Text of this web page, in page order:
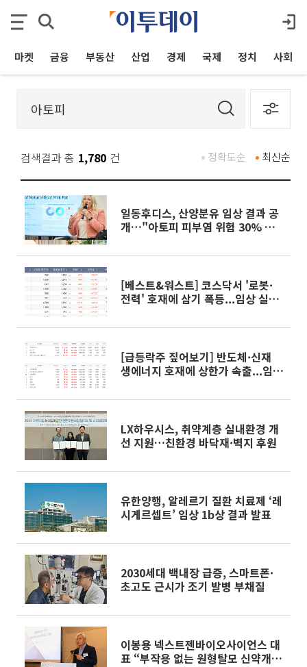
마켓 금융 부동산 산업 경제 국제 정치 사회
검색결과 총 1,780 건 최신순
정확도순
일동후디스, 산양분유 임상 결과 공
개…"아토피 피부염 위험 30% 낮
[베스트&워스트] 코스닥서 '로봇·
전력' 호재에 삼기 폭등...임상 실패
[급등락주 짚어보기] 반도체·신재
생에너지 호재에 상한가 속출...임상
LX하우시스, 취약계층 실내환경 개
선 지원…친환경 바닥재·벽지 후원
유한양행, 알레르기 질환 치료제 ‘레
시게르셉트’ 임상 1b상 결과 발표
2030세대 백내장 급증, 스마트폰·
초고도 근시가 조기 발병 부채질
이봉용 넥스트젠바이오사이언스 대
표 “부작용 없는 원형탈모 신약개